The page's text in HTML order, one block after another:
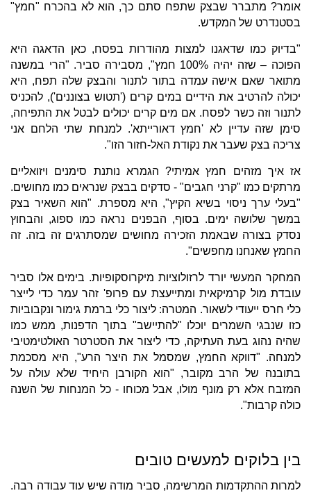
אומר? מתברר שבצק שתפח סתם כך, הוא לא בהכרח "חמץ"
בסטנדרט של המקדש.
"בדיוק כמו שדאגנו למצות מהודרות בפסח, כאן הדאגה היא
הפוכה – שזה יהיה 100% חמץ", מסבירה סביר. "הרי במשנה
מתואר שאם אישה עמדה בתור לתנור והבצק שלה תפח, היא
יכולה להרטיב את הידיים במים קרים ('תטוש בצוננים'), להכניס
לתנור וזה כשר לפסח. אם מים קרים יכולים לבטל את התפיחה,
סימן שזה עדיין לא 'חמץ דאורייתא'. למנחת שתי הלחם אני
צריכה בצק שעבר את נקודת האל-חזור הזו".
אז איך מזהים חמץ אמיתי? הגמרא נותנת סימנים ויזואליים
מרתקים כמו "קרני חגבים" - סדקים בבצק שנראים כמו מחושים.
"בעלי ערך ניסוי בשיא הקיץ", היא מספרת. "הוא השאיר בצק
במשך שלושה ימים. בסוף, הבפנים נראה כמו ספוג, והבחוץ
נסדק בצורה שבאמת הזכירה מחושים שמסתרגים זה בזה. זה
החמץ שאנחנו מחפשים".
המחקר המעשי יורד לרזולוציות מיקרוסקופיות. בימים אלו סביר
עובדת מול קרמיקאית ומתייעצת עם פרופ' זהר עמר כדי לייצר
כלי חרס ייעודי לשאור. המטרה: ליצור כלי ברמת גימור ונקבוביות
כזו שנבגי השמרים יוכלו "להתיישב" בתוך הדפנות, ממש כמו
שהיה נהוג בעת העתיקה, כדי ליצור את הסטרטר האולטימטיבי
למנחה. "דווקא החמץ, שמסמל את היצר הרע", היא מסכמת
בתובנה של הרב מקובר, "הוא הקורבן היחיד שלא עולה על
המזבח אלא רק מונף מולו, אבל מכוחו - כל המנחות של השנה
כולה קרבות".
בין בלוקים למעשים טובים
למרות ההתקדמות המרשימה, סביר מודה שיש עוד עבודה רבה.